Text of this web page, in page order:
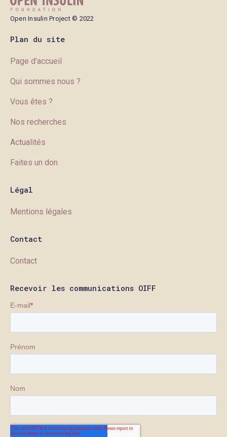
Open Insulin Project © 2022
Plan du site
Page d’accueil
Qui sommes nous ?
Vous êtes ?
Nos recherches
Actualités
Faites un don
Légal
Mentions légales
Contact
Contact
Recevoir les communications OIFF